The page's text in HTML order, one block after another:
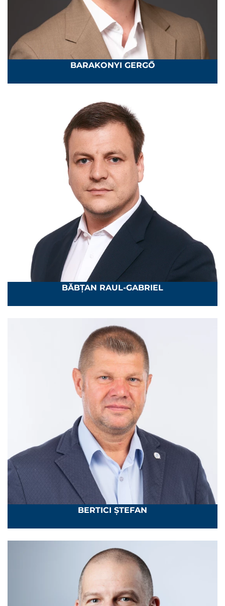
BARAKONYI GERGŐ
BĂBȚAN RAUL-GABRIEL
BERTICI ȘTEFAN